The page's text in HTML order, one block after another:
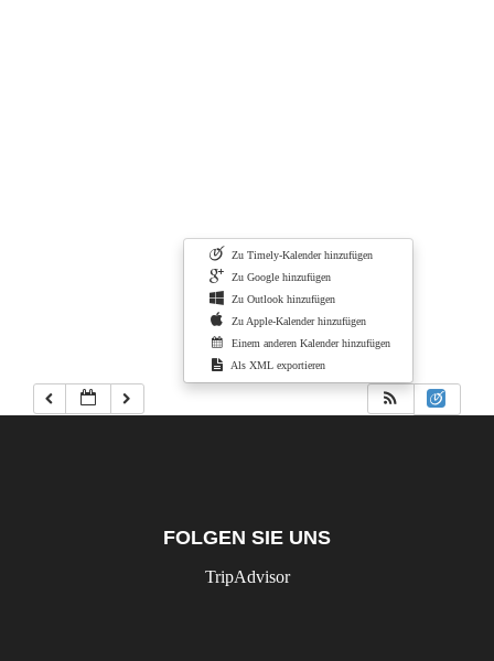
Zu Timely-Kalender hinzufügen
Zu Google hinzufügen
Zu Outlook hinzufügen
Zu Apple-Kalender hinzufügen
Einem anderen Kalender hinzufügen
Als XML exportieren
FOLGEN SIE UNS
TripAdvisor